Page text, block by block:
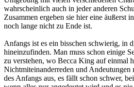
wahrscheinlich auch in jeder anderen
Zusammen ergeben sie hier eine äußerst
noch lange nicht zu Ende ist.
Anfangs ist es ein bisschen schwierig, in
hineinzufinden. Man muss schon einige
zu verstehen, wo Becca King auf einmal
Nichtmiteinanderreden und Andeutungen
des Anfangs aus, es fällt schon schwer,